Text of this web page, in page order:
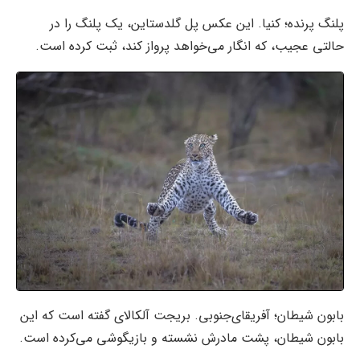
پلنگ پرنده؛ کنیا. این عکس پل گلدستاین، یک پلنگ را در
حالتی عجیب، که انگار می‌خواهد پرواز کند، ثبت کرده است.
بابون شیطان؛ آفریقای‌جنوبی. بریجت آلکالای گفته است که این
بابون شیطان، پشت مادرش نشسته و بازیگوشی می‌کرده است.